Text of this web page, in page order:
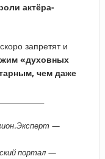
актёра-
запретят и
«духовных
чем даже
—
портал —